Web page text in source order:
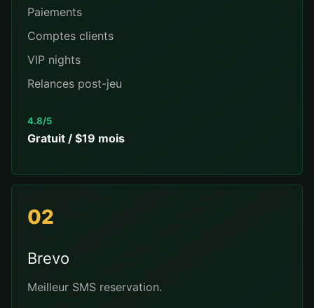
Paiements
Comptes clients
VIP nights
Relances post-jeu
4.8/5
Gratuit / $19 mois
02
Brevo
Meilleur SMS reservation.